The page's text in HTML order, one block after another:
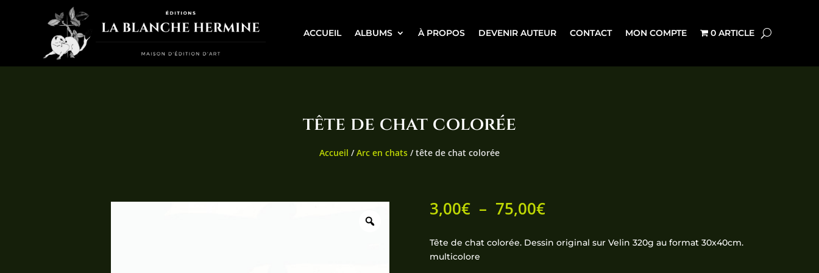
ACCUEIL ALBUMS À PROPOS DEVENIR AUTEUR CONTACT MON COMPTE 0 ARTICLE
tête de chat colorée
Accueil /Arc en chats / tête de chat colorée
3,00€ – 75,00€Plage
prix :
3,00€
Tête de chat colorée. Dessin original sur Velin 320g au format 30x40cm.
multicolore